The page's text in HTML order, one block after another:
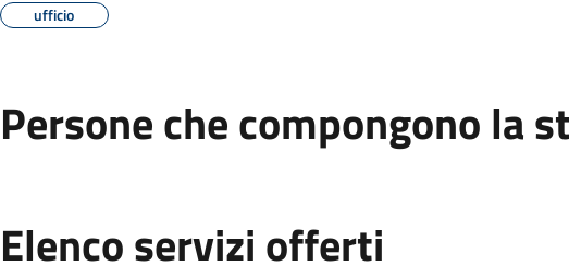
ufficio
Persone che compongono la
Elenco servizi offerti